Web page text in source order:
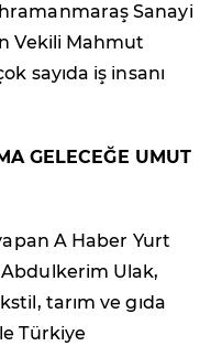
Sanayi
Vekili Mahmut
sayıda iş insanı
GELECEĞE UMUT
A Haber Yurt
Ulak,
tarım ve gıda
Türkiye